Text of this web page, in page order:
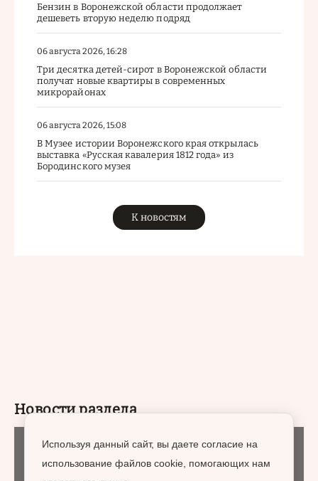
Бензин в Воронежской области продолжает
дешеветь вторую неделю подряд
06 августа 2026, 16:28
Три десятка детей-сирот в Воронежской области
получат новые квартиры в современных
микрорайонах
06 августа 2026, 15:08
В Музее истории Воронежского края открылась
выставка «Русская кавалерия 1812 года» из
Бородинского музея
К новостям
Новости раздела
Городская среда 07 августа 2026
Используя данный сайт, вы даете согласие на
использование файлов cookie, помогающих нам